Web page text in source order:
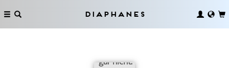
Diaphanes
gar nicht.